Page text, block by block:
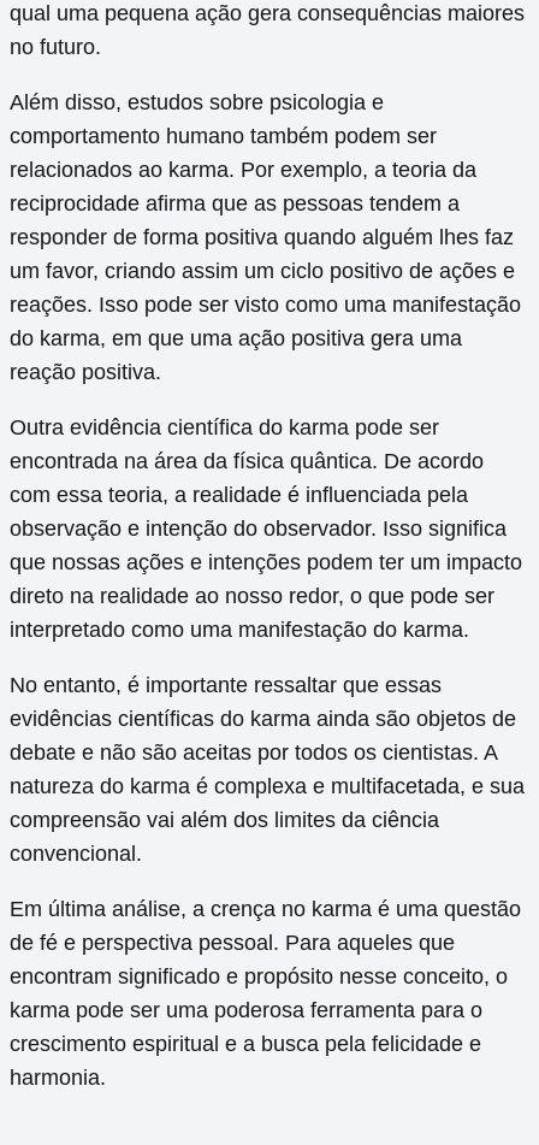
qual uma pequena ação gera consequências maiores
no futuro.
Além disso, estudos sobre psicologia e
comportamento humano também podem ser
relacionados ao karma. Por exemplo, a teoria da
reciprocidade afirma que as pessoas tendem a
responder de forma positiva quando alguém lhes faz
um favor, criando assim um ciclo positivo de ações e
reações. Isso pode ser visto como uma manifestação
do karma, em que uma ação positiva gera uma
reação positiva.
Outra evidência científica do karma pode ser
encontrada na área da física quântica. De acordo
com essa teoria, a realidade é influenciada pela
observação e intenção do observador. Isso significa
que nossas ações e intenções podem ter um impacto
direto na realidade ao nosso redor, o que pode ser
interpretado como uma manifestação do karma.
No entanto, é importante ressaltar que essas
evidências científicas do karma ainda são objetos de
debate e não são aceitas por todos os cientistas. A
natureza do karma é complexa e multifacetada, e sua
compreensão vai além dos limites da ciência
convencional.
Em última análise, a crença no karma é uma questão
de fé e perspectiva pessoal. Para aqueles que
encontram significado e propósito nesse conceito, o
karma pode ser uma poderosa ferramenta para o
crescimento espiritual e a busca pela felicidade e
harmonia.